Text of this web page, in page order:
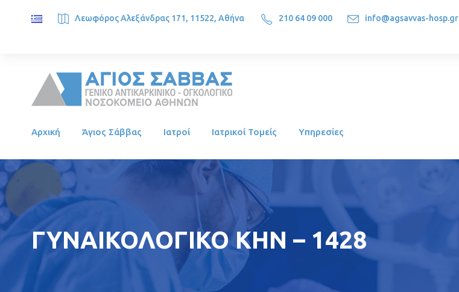
Λεωφόρος Αλεξάνδρας 171, 11522, Αθήνα 210 64 09 000 info@agsavvas-hosp.gr
Αρχική Άγιος Σάββας Ιατροί Ιατρικοί Τομείς Υπηρεσίες
ΓΥΝΑΙΚΟΛΟΓΙΚΟ ΚΗΝ – 1428